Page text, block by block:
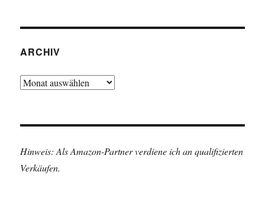
ARCHIV
Archiv
Hinweis: Als Amazon-Partner verdiene ich an qualifizierten
Verkäufen.